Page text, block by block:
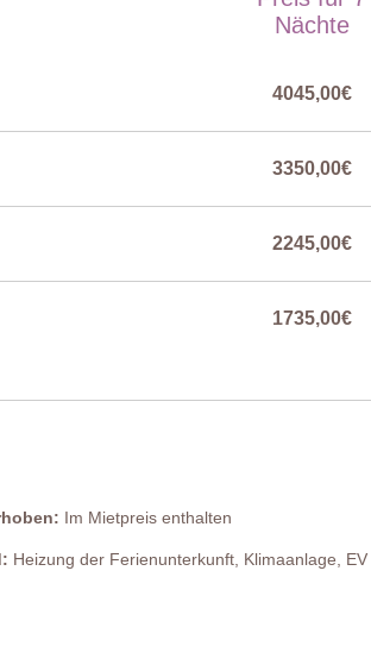
Nächte
4045,00€
3350,00€
2245,00€
1735,00€
Im Mietpreis enthalten
Heizung der Ferienunterkunft, Klimaanlage,